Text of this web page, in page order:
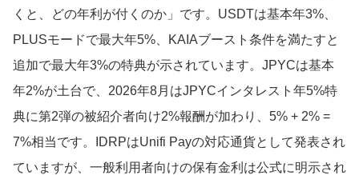
くと、どの年利が付くのか」です。USDTは基本年3%、
PLUSモードで最大年5%、KAIAブースト条件を満たすと
追加で最大年3%の特典が示されています。JPYCは基本
年2%が土台で、2026年8月はJPYCインタレスト年5%特
典に第2弾の被紹介者向け2%報酬が加わり、5% + 2% =
7%相当です。IDRPはUnifi Payの対応通貨として発表され
ていますが、一般利用者向けの保有金利は公式に明示され